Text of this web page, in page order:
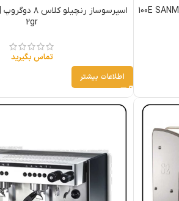
2gr
تماس بگیرید
اطلاعات بیشتر